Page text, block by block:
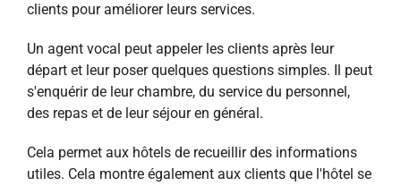
clients pour améliorer leurs services.
Un agent vocal peut appeler les clients après leur
départ et leur poser quelques questions simples. Il peut
s'enquérir de leur chambre, du service du personnel,
des repas et de leur séjour en général.
Cela permet aux hôtels de recueillir des informations
utiles. Cela montre également aux clients que l'hôtel se